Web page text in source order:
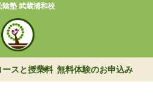
陰塾 武蔵浦和校
ースと授業料 無料体験のお申込み